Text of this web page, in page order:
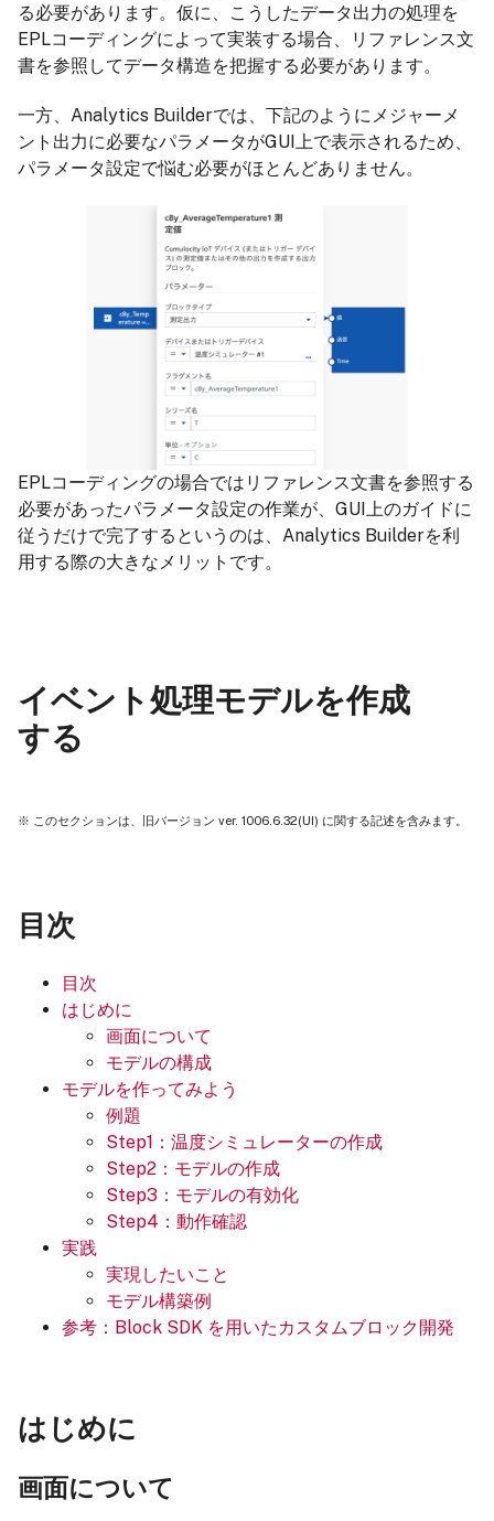
る必要があります。仮に、こうしたデータ出力の処理を
EPLコーディングによって実装する場合、リファレンス文
書を参照してデータ構造を把握する必要があります。
一方、Analytics Builderでは、下記のようにメジャーメ
ント出力に必要なパラメータがGUI上で表示されるため、
パラメータ設定で悩む必要がほとんどありません。
EPLコーディングの場合ではリファレンス文書を参照する
必要があったパラメータ設定の作業が、GUI上のガイドに
従うだけで完了するというのは、Analytics Builderを利
用する際の大きなメリットです。
イベント処理モデルを作成
する
※ このセクションは、旧バージョン ver. 1006.6.32(UI) に関する記述を含みます。
目次
目次
はじめに
画面について
モデルの構成
モデルを作ってみよう
例題
Step1：温度シミュレーターの作成
Step2：モデルの作成
Step3：モデルの有効化
Step4：動作確認
実践
実現したいこと
モデル構築例
参考：Block SDK を用いたカスタムブロック開発
はじめに
画面について